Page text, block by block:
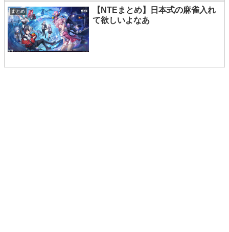
まとめ
【NTEまとめ】日本式の麻雀入れ
て欲しいよなあ